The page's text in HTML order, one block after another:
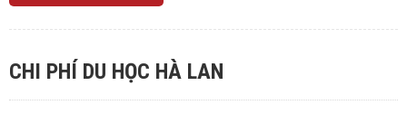
CHI PHÍ DU HỌC HÀ LAN